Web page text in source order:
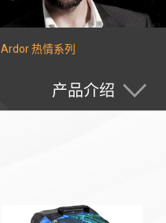
Ardor 热情系列
产品介绍